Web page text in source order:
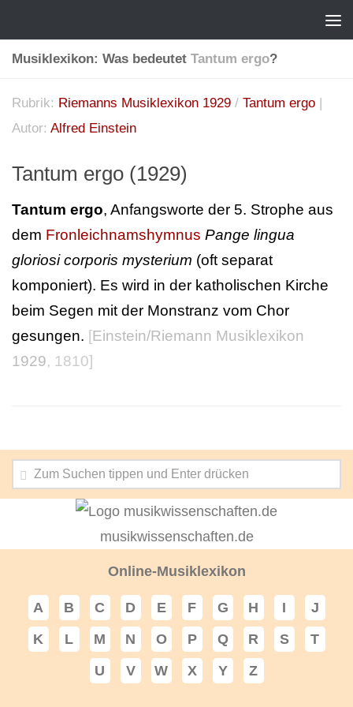
Musiklexikon: Was bedeutet Tantum ergo?
Rubrik: Riemanns Musiklexikon 1929 / Tantum ergo |
Autor: Alfred Einstein
Tantum ergo (1929)
Tantum ergo, Anfangsworte der 5. Strophe aus
dem Fronleichnamshymnus Pange lingua
gloriosi corporis mysterium (oft separat
komponiert). Es wird in der katholischen Kirche
beim Segen mit der Monstranz vom Chor
gesungen. [Einstein/Riemann Musiklexikon
1929, 1810]
musikwissenschaften.de
Online-Musiklexikon
A B C D E F G H I
J
K
L M N O P Q R S
T
U
V W X Y Z